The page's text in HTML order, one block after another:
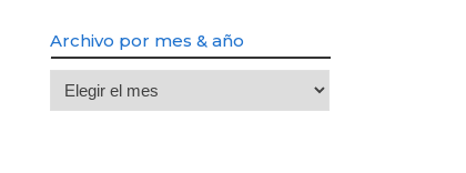
Archivo por mes & año
Archivo
por